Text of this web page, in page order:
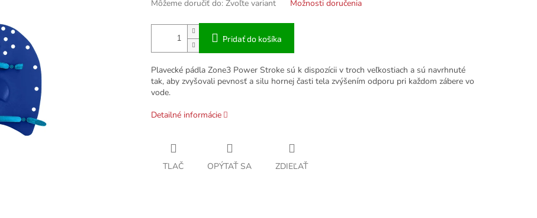
Môžeme doručiť do: Zvoľte variant Možnosti doručenia
Pridať do košíka
Plavecké pádla Zone3 Power Stroke sú k dispozícii v troch veľkostiach a sú navrhnuté
tak, aby zvyšovali pevnosť a silu hornej časti tela zvýšením odporu pri každom zábere vo
vode.
Detailné informácie
TLAČ OPÝTAŤ SA ZDIEĽAŤ